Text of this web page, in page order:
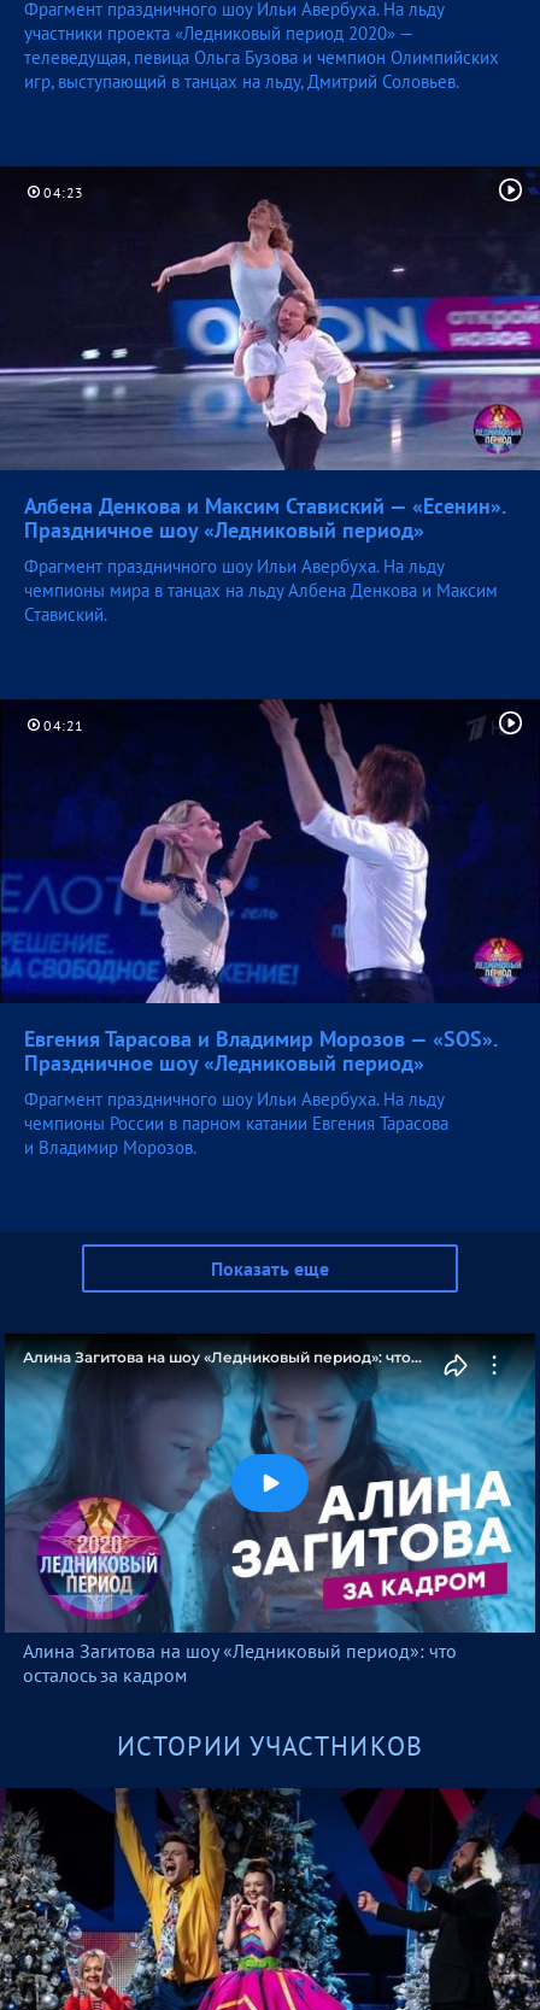
Фрагмент праздничного шоу Ильи Авербуха. На льду
участники проекта «Ледниковый период 2020» —
телеведущая, певица Ольга Бузова и чемпион Олимпийских
игр, выступающий в танцах на льду, Дмитрий Соловьев.
04:23
Албена Денкова и Максим Ставиский — «Есенин».
Праздничное шоу «Ледниковый период»
Фрагмент праздничного шоу Ильи Авербуха. На льду
чемпионы мира в танцах на льду Албена Денкова и Максим
Ставиский.
04:21
Евгения Тарасова и Владимир Морозов — «SOS».
Праздничное шоу «Ледниковый период»
Фрагмент праздничного шоу Ильи Авербуха. На льду
чемпионы России в парном катании Евгения Тарасова
и Владимир Морозов.
Показать еще
Алина Загитова на шоу «Ледниковый период»: что
осталось за кадром
Алина Загитова на шоу «Ледниковый период»: что
осталось за кадром
ИСТОРИИ УЧАСТНИКОВ